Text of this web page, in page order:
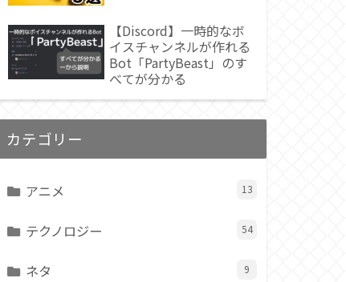
【Discord】一時的なボ
イスチャンネルが作れる
Bot「PartyBeast」のす
べてが分かる
カテゴリー
アニメ 13
テクノロジー 54
ネタ 9